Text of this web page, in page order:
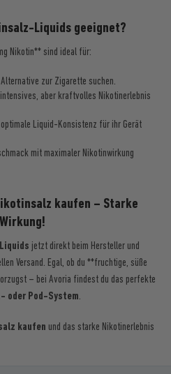
Liquids geeignet?
Nikotin** sind ideal für:
zur Zigarette suchen.
aber kraftvolles Nikotinerlebnis
optimale Liquid-Konsistenz für ihr Gerät
mit maximaler Nikotinwirkung
kaufen – Starke
jetzt direkt beim Hersteller und
Versand. Egal, ob du **fruchtige, süße
– bei Avoria findest du das perfekte
oder Pod-System
kaufen und das starke Nikotinerlebnis